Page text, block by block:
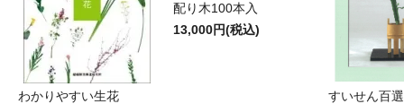
わかりやすい生花
配り木100本入
13,000円(税込)
すいせん百選